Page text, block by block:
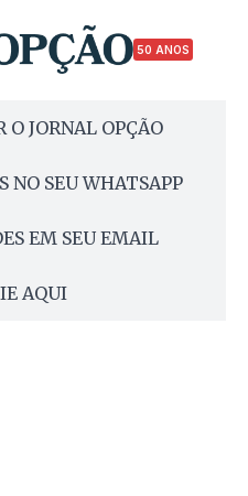
50 ANOS
O JORNAL OPÇÃO
NO SEU WHATSAPP
EM SEU EMAIL
AQUI